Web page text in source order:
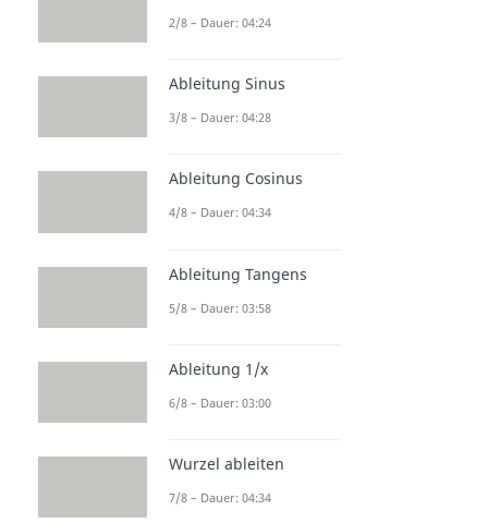
Dauer: 04:43
Dauer: 03:47
2/8 – Dauer: 04:24
Ableitung Sinus
3/8 – Dauer: 04:28
Ableitung Cosinus
4/8 – Dauer: 04:34
Ableitung Tangens
5/8 – Dauer: 03:58
Ableitung 1/x
6/8 – Dauer: 03:00
Wurzel ableiten
7/8 – Dauer: 04:34